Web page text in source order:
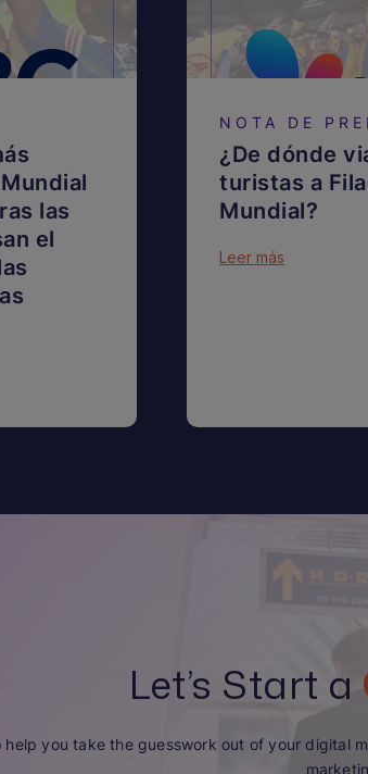
las
el
NOTA DE
¿De dónde
turistas a
Mundial?
Leer más
Let’s Start a
help you take the guesswork out of your digital